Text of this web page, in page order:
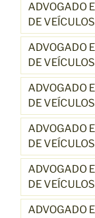
ADVOGADO
DE
ADVOGADO
DE
ADVOGADO
DE
ADVOGADO
DE
ADVOGADO
DE
ADVOGADO